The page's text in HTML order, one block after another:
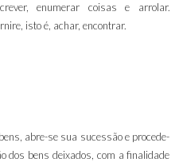
enumerar coisas e arrolar.
isto é, achar, encontrar.
abre-se sua sucessão e procede-
dos bens deixados, com a finalidade